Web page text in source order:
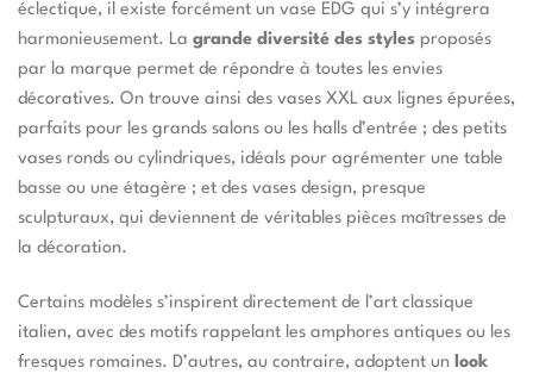
éclectique, il existe forcément un vase EDG qui s’y intégrera
harmonieusement. La grande diversité des styles proposés
par la marque permet de répondre à toutes les envies
décoratives. On trouve ainsi des vases XXL aux lignes épurées,
parfaits pour les grands salons ou les halls d’entrée ; des petits
vases ronds ou cylindriques, idéals pour agrémenter une table
basse ou une étagère ; et des vases design, presque
sculpturaux, qui deviennent de véritables pièces maîtresses de
la décoration.
Certains modèles s’inspirent directement de l’art classique
italien, avec des motifs rappelant les amphores antiques ou les
fresques romaines. D’autres, au contraire, adoptent un look